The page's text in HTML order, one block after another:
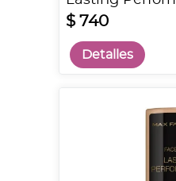
Honey Beige
$ 740
Detalles